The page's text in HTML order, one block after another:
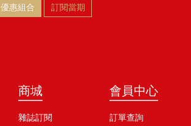
優惠組合 訂閱當期
商城
雜誌訂閱
會員中心
訂單查詢